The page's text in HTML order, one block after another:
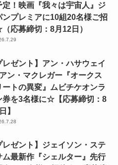
定！映画『我々は宇宙人』ジ
ンプレミアに10組20名様ご招
応募締切：8月12日）
レゼント】アン・ハサウェイ
ン・マクレガー『オークス
ートの異変』ムビチケオンラ
券を3名様に☆【応募締切：8
】
レゼント】ジェイソン・ステ
ム最新作『シェルター』先行